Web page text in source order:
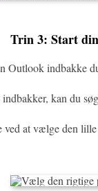
Trin 3: Start
Outlook indbakke
kan du
ved at vælge den